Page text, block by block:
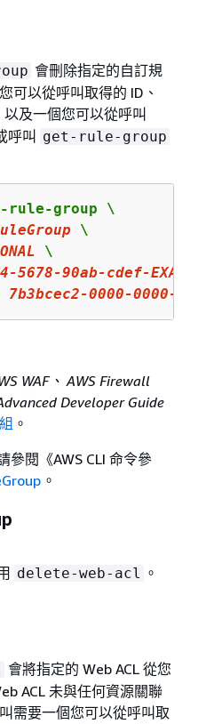
會刪除指定的自訂規
可以從呼叫取得的 ID、
以及一個您可以從呼叫
呼叫 get-rule-group
rule-group \
\
\
-5678-90ab-cdef-
7b3bcec2-0000-0000-
WAF、 AWS Firewall
Developer Guide
。
參閱《AWS CLI 命令參
。
delete-web-acl 。
會將指定的 Web ACL 從您
ACL 未與任何資源關聯
需要一個您可以從呼叫取